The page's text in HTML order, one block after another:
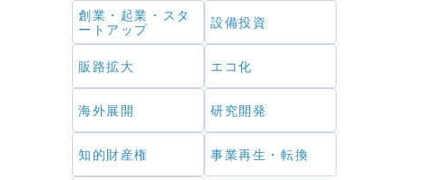
創業・起業・スタ
ートアップ
設備投資
販路拡大 エコ化
海外展開 研究開発
知的財産権 事業再生・転換